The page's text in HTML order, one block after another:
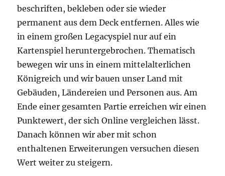
beschriften, bekleben oder sie wieder
permanent aus dem Deck entfernen. Alles wie
in einem großen Legacyspiel nur auf ein
Kartenspiel heruntergebrochen. Thematisch
bewegen wir uns in einem mittelalterlichen
Königreich und wir bauen unser Land mit
Gebäuden, Ländereien und Personen aus. Am
Ende einer gesamten Partie erreichen wir einen
Punktewert, der sich Online vergleichen lässt.
Danach können wir aber mit schon
enthaltenen Erweiterungen versuchen diesen
Wert weiter zu steigern.